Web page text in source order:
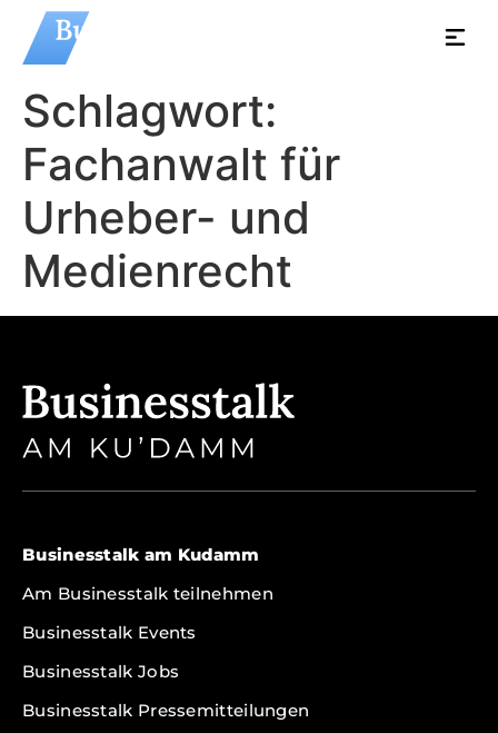
Schlagwort:
Fachanwalt für
Urheber- und
Medienrecht
Businesstalk am Kudamm
Am Businesstalk teilnehmen
Businesstalk Events
Businesstalk Jobs
Businesstalk Pressemitteilungen